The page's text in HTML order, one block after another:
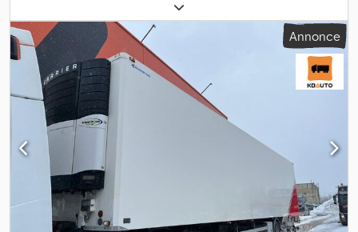
, largeur de l’espace de chargement:
de l'espace de chargement:2 800 mm, longueur totale:8 750
mm , largeur totale: 2 600 mm 4 050 mm ,
suspension:
air , Année de construction: , Équipement:ABS,
hayon élévateur, = Options et équipements supplémentaires = -
EBS = Remarques = Informations complémentaires : Marque : HFR
Modèle : KK18 Structure : Caisse frigorifique (Thermo King - 784
heures / caisse L=7065 mm l=2496 mm H=2804 mm) Année :
06.2015 VIN : ...5HF1990 Suspension : pneumatique Dimensions
L/l/H : 8750 mm / 2600 mm / 4050 mm Poids à vide / PTAC : 9220 kg
/ 18000 kg Année du modèle : 2015 Longueur de hayon : 2000 mm
Type de suspension : pneumatique Freins : tambours
Dsdpfoxlymrjx Aqlock = Plus d'informations = Suspension :
suspension pneumatique Poids à vide : 9 220 kg Charge utile : 8
Annonce